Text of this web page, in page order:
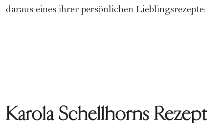
daraus eines ihrer persönlichen Lieblingsrezepte:
Karola Schellhorns Rezept